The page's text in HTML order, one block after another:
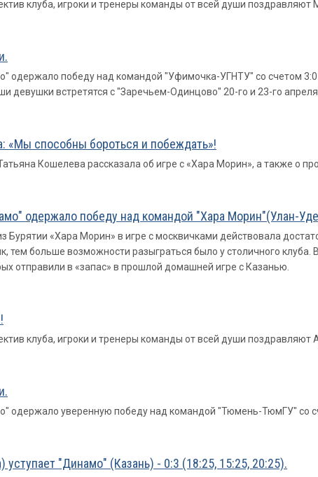
клуба, игроки и тренеры команды от всей души
одержало победу над командой "Уфимочка-УГНТУ" со счетом
девушки встретятся с "Заречьем-Одинцово" 20-го и 23-го
«Мы способны бороться и побеждать»!
Кошелева рассказала об игре с «Хара Морин», а также о
одержало победу над командой "Хара Морин"(Улан-
Бурятии «Хара Морин» в игре с москвичками действовала
тем больше возможности разыграться было у столичного
отправили в «запас» в прошлой домашней игре с Казанью.
клуба, игроки и тренеры команды от всей души
одержало уверенную победу над командой "Тюмень-ТюмГУ" со
"Динамо" (Казань) - 0:3 (18:25, 15:25, 20:25).